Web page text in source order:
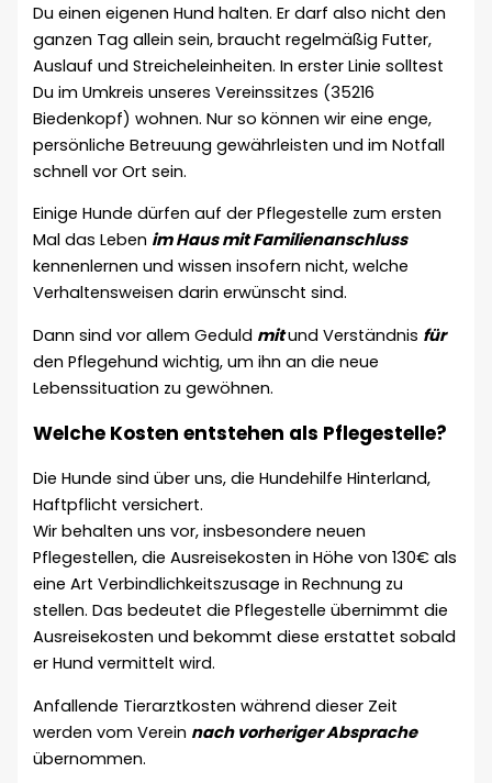
Du einen eigenen Hund halten. Er darf also nicht den
ganzen Tag allein sein, braucht regelmäßig Futter,
Auslauf und Streicheleinheiten. In erster Linie solltest
Du im Umkreis unseres Vereinssitzes (35216
Biedenkopf) wohnen. Nur so können wir eine enge,
persönliche Betreuung gewährleisten und im Notfall
schnell vor Ort sein.
Einige Hunde dürfen auf der Pflegestelle zum ersten
Mal das Leben im Haus mit Familienanschluss
kennenlernen und wissen insofern nicht, welche
Verhaltensweisen darin erwünscht sind.
Dann sind vor allem Geduld mitund Verständnis für
den Pflegehund wichtig, um ihn an die neue
Lebenssituation zu gewöhnen.
Welche Kosten entstehen als Pflegestelle?
Die Hunde sind über uns, die Hundehilfe Hinterland,
Haftpflicht versichert.
Wir behalten uns vor, insbesondere neuen
Pflegestellen, die Ausreisekosten in Höhe von 130€ als
eine Art Verbindlichkeitszusage in Rechnung zu
stellen. Das bedeutet die Pflegestelle übernimmt die
Ausreisekosten und bekommt diese erstattet sobald
er Hund vermittelt wird.
Anfallende Tierarztkosten während dieser Zeit
werden vom Verein nach vorheriger Absprache
übernommen.